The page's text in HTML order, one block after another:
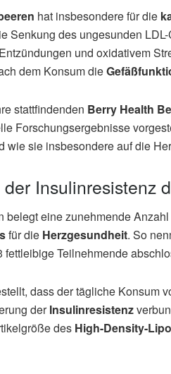
hat insbesondere für die
Senkung des ungesunden
und oxidativem
dem Konsum die
stattfindenden Berry Health
Forschungsergebnisse
wie sie insbesondere auf die
Insulinresistenz
belegt eine zunehmende
für die Herzgesundheit. So
Teilnehmende
dass der tägliche Konsum
derInsulinresistenz
des High-Density-